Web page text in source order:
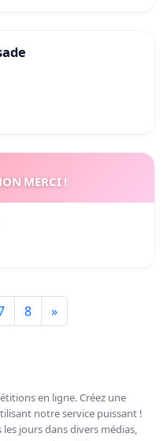
MERCI !
8 »
en ligne. Créez une
notre service puissant !
jours dans divers médias,